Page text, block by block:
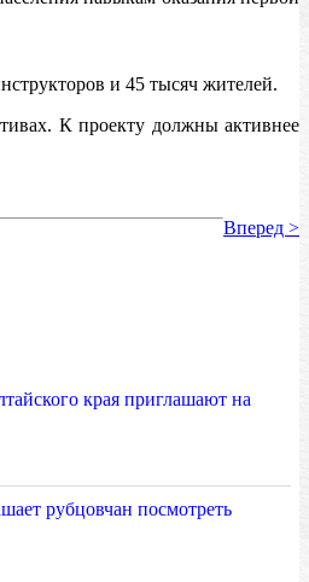
и 45 тысяч жителей.
К проекту должны активнее
Вперед >
края приглашают на
рубцовчан посмотреть